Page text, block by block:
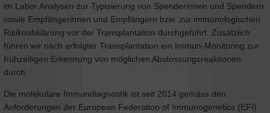
im Labor Analysen zur Typisierung von Spenderinnen und Spendern
sowie Empfängerinnen und Empfängern bzw. zur immunologischen
Risikoabklärung vor der Transplantation durchgeführt. Zusätzlich
führen wir nach erfolgter Transplantation ein Immun-Monitoring zur
frühzeitigen Erkennung von möglichen Abstossungsreaktionen
durch.
Die molekulare Immundiagnostik ist seit 2014 gemäss den
Anforderungen der European Federation of Immunogenetics (EFI)